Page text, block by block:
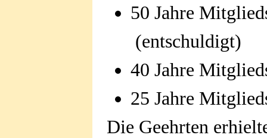
50 Jahre
(entschuldigt)
40 Jahre
25 Jahre
Die Geehrten